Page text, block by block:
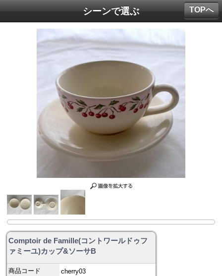
シーンで選ぶ
Comptoir de Famille(コントワールドゥフ
ァミーユ)カップ&ソーサB
商品コード cherry03
TOPへ